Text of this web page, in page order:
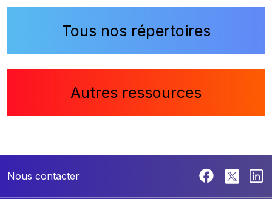
Tous nos répertoires
Autres ressources
Nous contacter